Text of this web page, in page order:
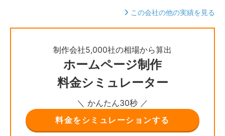
この会社の他の実績を見る
制作会社5,000社の相場から算出
ホームページ制作
料金シミュレーター
＼ かんたん30秒 ／
料金をシミュレーションする